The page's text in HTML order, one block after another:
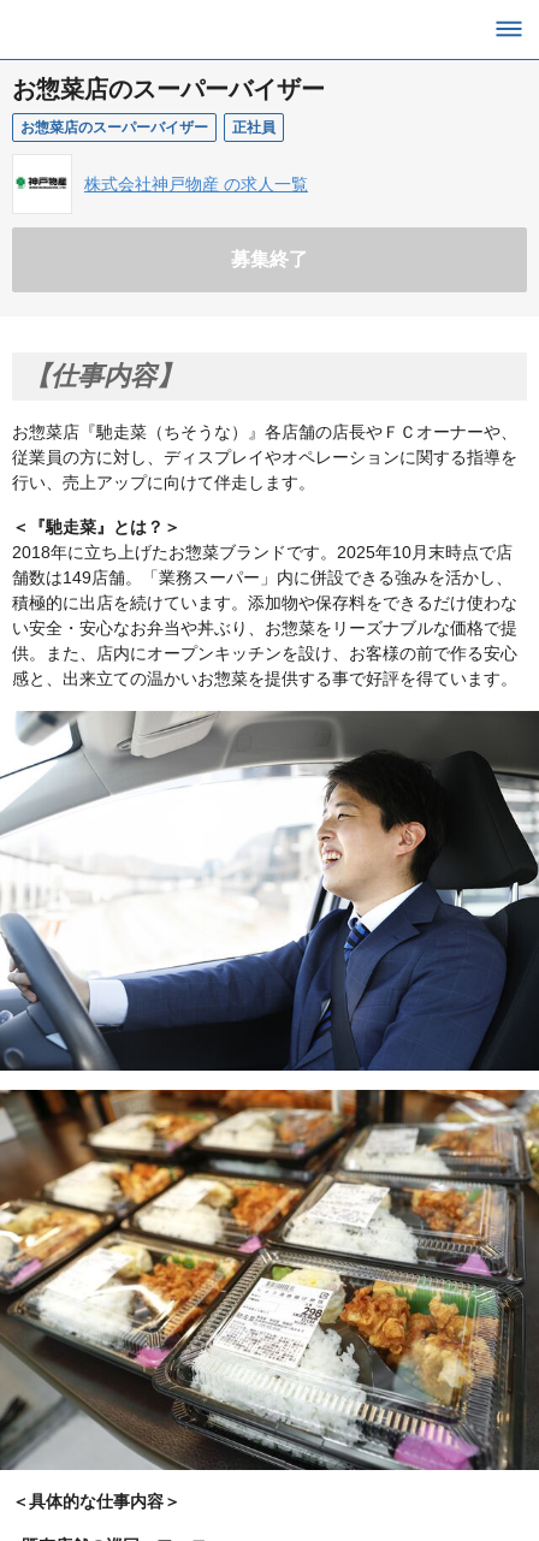
お惣菜店のスーパーバイザー
お惣菜店のスーパーバイザー 正社員
株式会社神戸物産 の求人一覧
募集終了
【仕事内容】
お惣菜店『馳走菜（ちそうな）』各店舗の店長やＦＣオーナーや、
従業員の方に対し、ディスプレイやオペレーションに関する指導を
行い、売上アップに向けて伴走します。
＜『馳走菜』とは？＞
2018年に立ち上げたお惣菜ブランドです。2025年10月末時点で店
舗数は149店舗。「業務スーパー」内に併設できる強みを活かし、
積極的に出店を続けています。添加物や保存料をできるだけ使わな
い安全・安心なお弁当や丼ぶり、お惣菜をリーズナブルな価格で提
供。また、店内にオープンキッチンを設け、お客様の前で作る安心
感と、出来立ての温かいお惣菜を提供する事で好評を得ています。
＜具体的な仕事内容＞